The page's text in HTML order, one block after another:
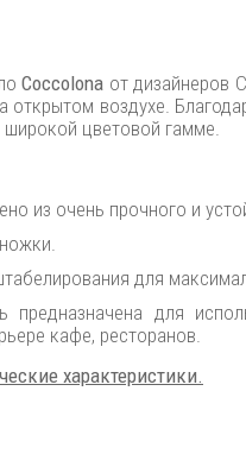
Coccolona от дизайнеров
открытом воздухе.
цветовой гамме.
из очень прочного и
для
предназначена для
кафе, ресторанов.
характеристики.